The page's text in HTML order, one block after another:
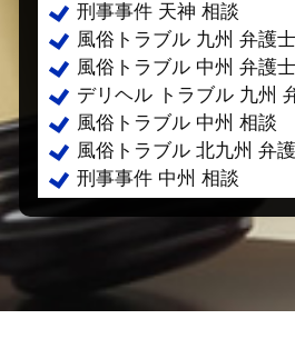
刑事事件 天神 相談
風俗トラブル 九州 弁護士
風俗トラブル 中州 弁護士
デリヘル トラブル 九州
風俗トラブル 中州 相談
風俗トラブル 北九州 弁
刑事事件 中州 相談